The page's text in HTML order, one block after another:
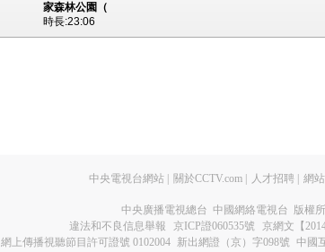
家森林公園（
時長:23:06
中央電視台網站 關於CCTV.com 人才招聘 網
中央廣播電視總台 中國網絡電視台 版權
違法和不良信息舉報
京ICP證060535號
京網文【
網上傳播視聽節目許可證號 0102004 新出網證（京）字098號 中國